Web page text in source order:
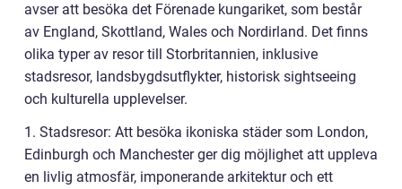
avser att besöka det Förenade kungariket, som består
av England, Skottland, Wales och Nordirland. Det finns
olika typer av resor till Storbritannien, inklusive
stadsresor, landsbygdsutflykter, historisk sightseeing
och kulturella upplevelser.
1. Stadsresor: Att besöka ikoniska städer som London,
Edinburgh och Manchester ger dig möjlighet att uppleva
en livlig atmosfär, imponerande arkitektur och ett